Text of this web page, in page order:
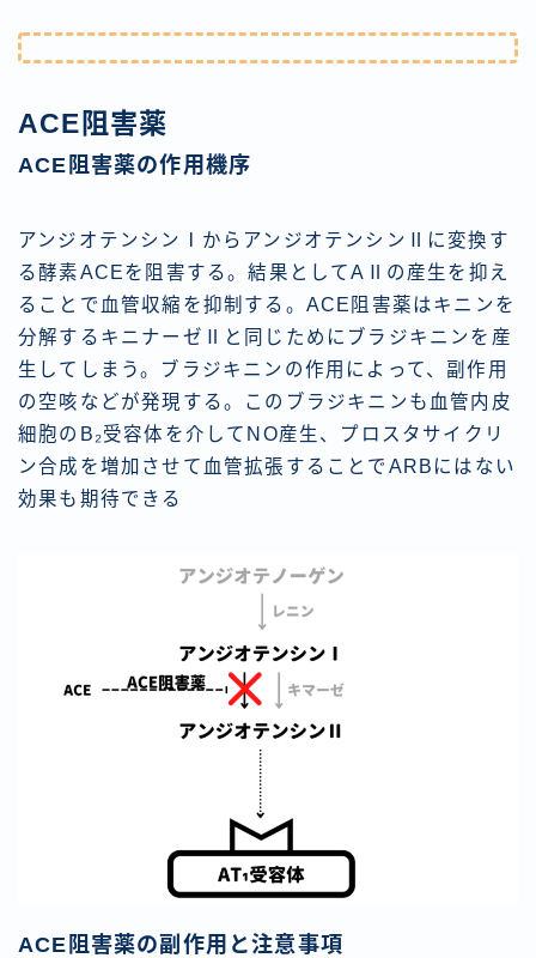
ACE阻害薬
ACE阻害薬の作用機序
アンジオテンシンⅠからアンジオテンシンⅡに変換す
る酵素ACEを阻害する。結果としてAⅡの産生を抑え
ることで血管収縮を抑制する。ACE阻害薬はキニンを
分解するキニナーゼⅡと同じためにブラジキニンを産
生してしまう。ブラジキニンの作用によって、副作用
の空咳などが発現する。このブラジキニンも血管内皮
細胞のB₂受容体を介してNO産生、プロスタサイクリ
ン合成を増加させて血管拡張することでARBにはない
効果も期待できる
ACE阻害薬の副作用と注意事項